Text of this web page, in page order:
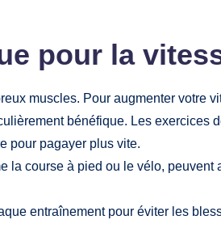
pour la
muscles. Pour augmenter votre
bénéfique. Les exercices
pour pagayer plus vite.
la course à pied ou le vélo,
entraînement pour éviter les